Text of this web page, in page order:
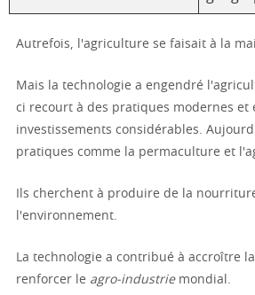
Autrefois, l'agriculture se faisait à la
Mais la technologie a engendré
ci recourt à des pratiques modernes et
investissements considérables.
pratiques comme la permaculture et
Ils cherchent à produire de la
l'environnement.
La technologie a contribué à accroître
renforcer le agro-industriemondial.